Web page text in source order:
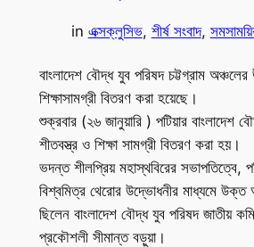
in এক্সক্লুসিভ, শীর্ষ সংবাদ,
বাংলাদেশ বৌদ্ধ যুব পরিষদ চট্টগ্রাম
শিক্ষাসামগ্রী বিতরণ করা হয়েছে।
শুক্রবার (২৬ জানুয়ারি ) পটিয়ার বাংলাদেশ
শীতবস্ত্র ও শিক্ষা সামগ্রী বিতরণ করা হয়।
ভদন্ত শীলপ্রিয় মহাস্থবিরের সভাপতিত্বে,
বিশ্বমিত্র থেরোর উদ্ভোধনীর মাধ্যমে উক্ত
ছিলেন বাংলাদেশ বৌদ্ধ যুব পরিষদ জাতীয়
প্রকৌশলী সীমান্ত বড়ুয়া।